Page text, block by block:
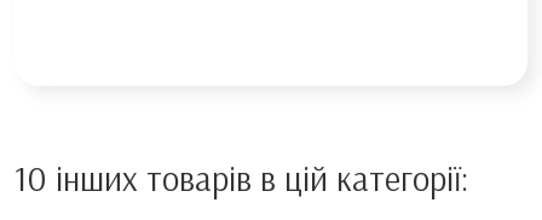
10 інших товарів в цій категорії: